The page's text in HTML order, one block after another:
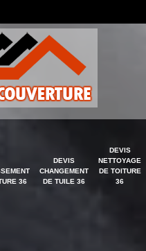
36
DEVIS
CHANGEMENT
DE TUILE 36
DEVIS
NETTOYAGE
DE TOITURE
36